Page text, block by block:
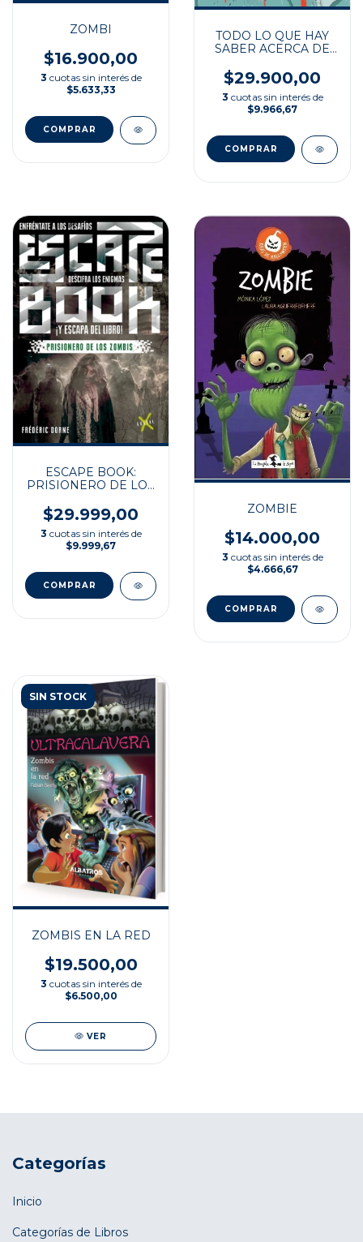
ZOMBI
$16.900,00
3 cuotas sin interés de
$5.633,33
TODO LO QUE HAY
SABER ACERCA DE
$29.900,00
3 cuotas sin interés de
$9.966,67
ESCAPE BOOK:
PRISIONERO DE LOS
$29.999,00
3 cuotas sin interés de
$9.999,67
ZOMBIE
$14.000,00
3 cuotas sin interés de
$4.666,67
SIN STOCK
ZOMBIS EN LA RED
$19.500,00
3 cuotas sin interés de
$6.500,00
VER
Categorías
Inicio
Categorías de Libros